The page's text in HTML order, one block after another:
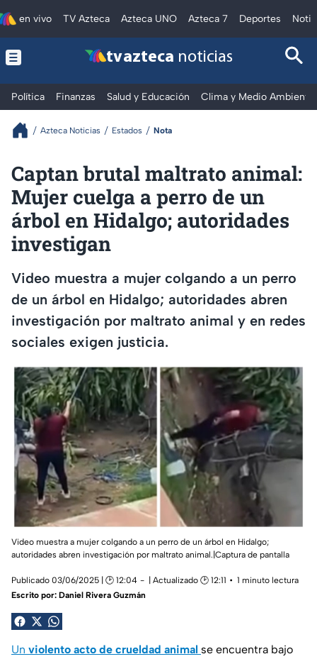
en vivo TV Azteca Azteca UNO Azteca 7 Deportes
tv azteca noticias
Política Finanzas Salud y Educación Clima y Medio Ambiente
Azteca Noticias Estados Nota
Captan brutal maltrato animal:
Mujer cuelga a perro de un
árbol en Hidalgo; autoridades
investigan
Video muestra a mujer colgando a un perro
de un árbol en Hidalgo; autoridades abren
investigación por maltrato animal y en redes
sociales exigen justicia.
Video muestra a mujer colgando a un perro de un árbol en Hidalgo;
autoridades abren investigación por maltrato animal.|Captura de pantalla
Publicado 03/06/2025 | 🕑 12:04 | Actualizado 🕑 12:11
1 minuto lectura
Escrito por: Daniel Rivera Guzmán
Un violento acto de crueldad animal se encuentra bajo